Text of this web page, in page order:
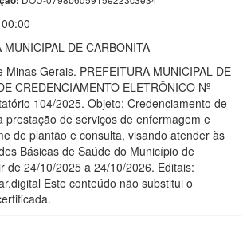
MUNICIPAL DE CARBONITA
Minas Gerais. PREFEITURA MUNICIPAL DE
CREDENCIAMENTO ELETRÔNICO Nº
104/2025. Objeto: Credenciamento de
prestação de serviços de enfermagem e
de plantão e consulta, visando atender às
Básicas de Saúde do Município de
de 24/10/2025 a 24/10/2026. Editais:
Este conteúdo não substitui o